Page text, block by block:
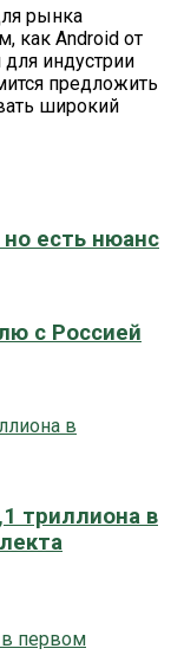
рынка
как Android от
индустрии
предложить
широкий
есть нюанс
с Россией
триллиона в